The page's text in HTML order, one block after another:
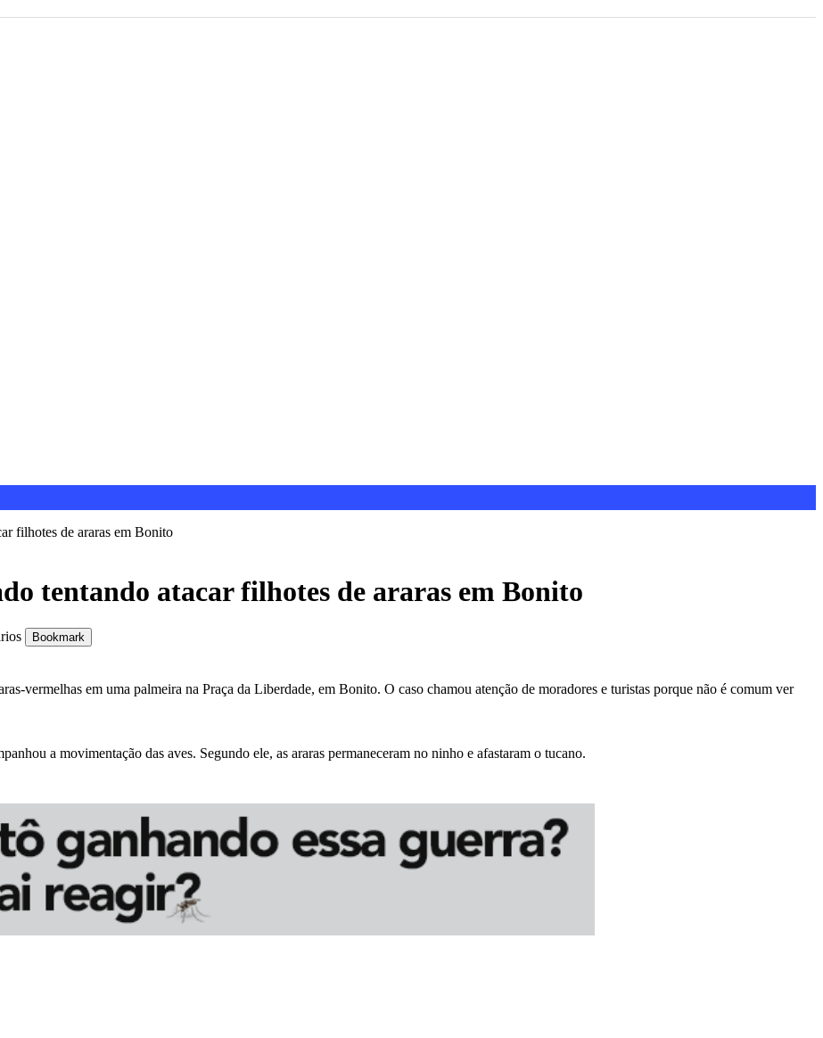
filhotes de araras em Bonito
tentando atacar filhotes de araras em Bonito
Bookmark
vermelhas em uma palmeira na Praça da Liberdade, em Bonito. O caso chamou atenção de moradores e turistas porque não é comum ver
a movimentação das aves. Segundo ele, as araras permaneceram no ninho e afastaram o tucano.